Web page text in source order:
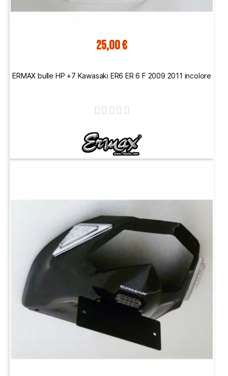
25,00 €
ERMAX bulle HP +7 Kawasaki ER6 ER 6 F 2009 2011 incolore
    